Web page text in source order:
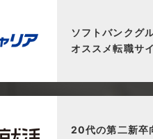
ソフトバンクグ
オススメ転職サ
20代の第二新卒